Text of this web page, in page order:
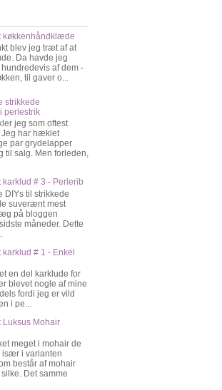
køkkenhåndklæde
blev jeg træt af at
Da havde jeg
af dem -
til gaver o...
strikkede
perlestrik
jeg som oftest
Jeg har hæklet
par grydelapper
til salg. Men forleden,
karklud # 3 - Perlerib
DIYs til strikkede
suverænt mest
på bloggen
måneder. Dette
karklud # 1 - Enkel
en del karklude for
blevet nogle af mine
fordi jeg er vild
i pe...
Luksus Mohair
meget i mohair de
især i varianten
består af mohair
Det samme